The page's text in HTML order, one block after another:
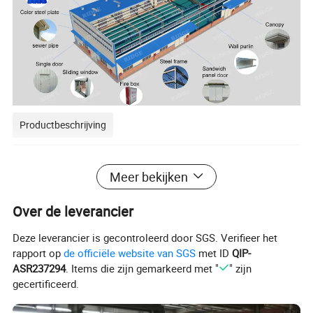
Productbeschrijving
Productinformatie
1)grootte(m): Breedte * Lengte * hoogte;
Enkele helling, dubbele helling, meerdere hellingen;
Eén verdieping, twee verdiepingen, meerdere verdiepingen;
3) basis:
4) stalen frame:
Rechte doorsnede of variabele doorsnede;
Meer bekijken
Over de leverancier
Deze leverancier is gecontroleerd door SGS. Verifieer het
rapport opde officiële website van SGS met IDQIP-
ASR237294. Items die zijn gemarkeerd met "
" zijn
gecertificeerd.